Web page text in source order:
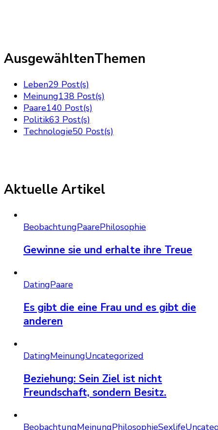
AusgewähltenThemen
Leben29 Post(s)
Meinung138 Post(s)
Paare140 Post(s)
Politik63 Post(s)
Technologie50 Post(s)
Aktuelle Artikel
BeobachtungPaarePhilosophie
Gewinne sie und erhalte ihre Treue
DatingPaare
Es gibt die eine Frau und es gibt die
anderen
DatingMeinungUncategorized
Beziehung: Sein Ziel ist nicht
Freundschaft, sondern Besitz.
BeobachtungMeinungPhilosophieSexlife